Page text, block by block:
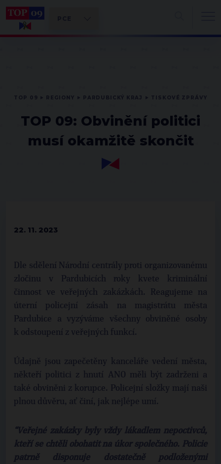
TOP 09: Obvinění politici
musí okamžitě skončit
22. 11. 2023
Dle sdělení Národní centrály proti organizovanému
zločinu v Pardubicích roky kvete kriminální
činnost ve veřejných zakázkách. Reagujeme na
úterní policejní zásah na magistrátu města
Pardubice a vyzýváme všechny obviněné osoby
k odstoupení z veřejných funkcí.
Údajně jsou zapečetěny kanceláře vedení města,
někteří politici z hnutí ANO měli být zadrženi a
také obviněni z korupce. Policejní složky mají naši
plnou důvěru, ať činí, jak nejlépe umí.
“Veřejné zakázky byly vždy lákadlem nepoctivců,
kteří se chtěli obohatit na úkor společného. Policie
patrně disponuje dostatečně podloženými